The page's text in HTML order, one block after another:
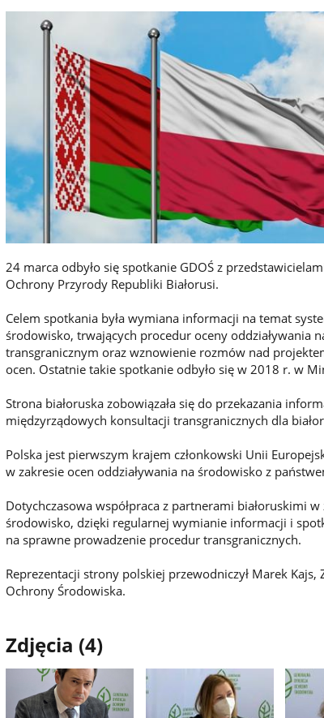
24 marca odbyło się spotkanie GDOŚ z
Ochrony Przyrody Republiki Białorusi.
Celem spotkania była wymiana informacji na temat
środowisko, trwających procedur oceny oddziaływania
transgranicznym oraz wznowienie rozmów nad
ocen. Ostatnie takie spotkanie odbyło się w 2018 r. w
Strona białoruska zobowiązała się do przekazania
międzyrządowych konsultacji transgranicznych dla
Polska jest pierwszym krajem członkowski Unii
w zakresie ocen oddziaływania na środowisko z
Dotychczasowa współpraca z partnerami białoruskimi
środowisko, dzięki regularnej wymianie informacji i
na sprawne prowadzenie procedur transgranicznych.
Reprezentacji strony polskiej przewodniczył Marek
Ochrony Środowiska.
Zdjęcia (4)